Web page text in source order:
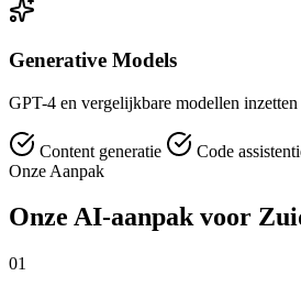
Generative Models
GPT-4 en vergelijkbare modellen
Content generatie Code
Onze Aanpak
Onze AI-aanpak voor
01